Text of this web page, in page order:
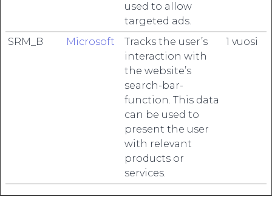
used to allow
targeted ads.
SRM_B Microsoft
Tracks the user’s
interaction with
the website’s
search-bar-
function. This data
can be used to
present the user
with relevant
products or
services.
1 vuosi